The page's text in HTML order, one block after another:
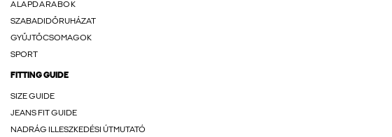
ALAPDARABOK
SZABADIDŐRUHÁZAT
GYŰJTŐCSOMAGOK
SPORT
FITTING GUIDE
SIZE GUIDE
JEANS FIT GUIDE
NADRÁG ILLESZKEDÉSI ÚTMUTATÓ